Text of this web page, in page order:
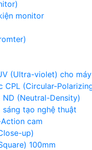
monitor
(Ultra-violet) cho
CPL (Circular-
(Neutral-Density)
tạo nghệ thuật
cam
up)
100mm